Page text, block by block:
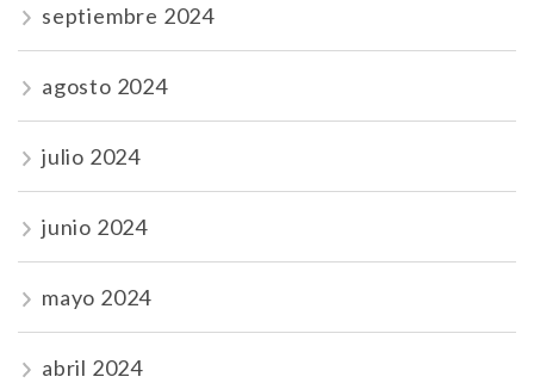
septiembre 2024
agosto 2024
julio 2024
junio 2024
mayo 2024
abril 2024